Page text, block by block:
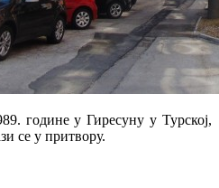
године у Гиресуну у Турској,
се у притвору.